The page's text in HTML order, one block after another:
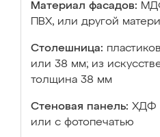
Материал фасадов:
ПВХ, или другой
Столешница:
или 38 мм; из
толщина 38 мм
Стеновая панель: ХДФ
или с фотопечатью